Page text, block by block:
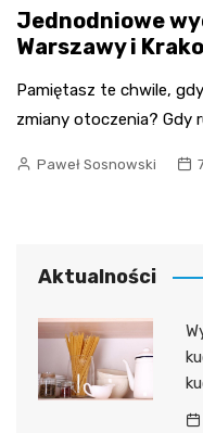
Jednodniowe
Warszawy i
Pamiętasz te chwile,
zmiany otoczenia? Gdy
Paweł Sosnowski
Aktualności